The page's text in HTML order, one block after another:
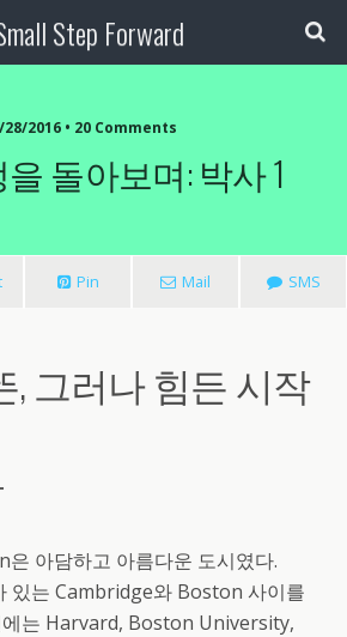
Step Forward
28/2016 • 20 Comments
돌아보며: 박사 1
Pin Mail SMS
, 그러나 힘든 시작
아담하고 아름다운 도시였다.
있는 Cambridge와 Boston 사이를
에는 Harvard, Boston University,